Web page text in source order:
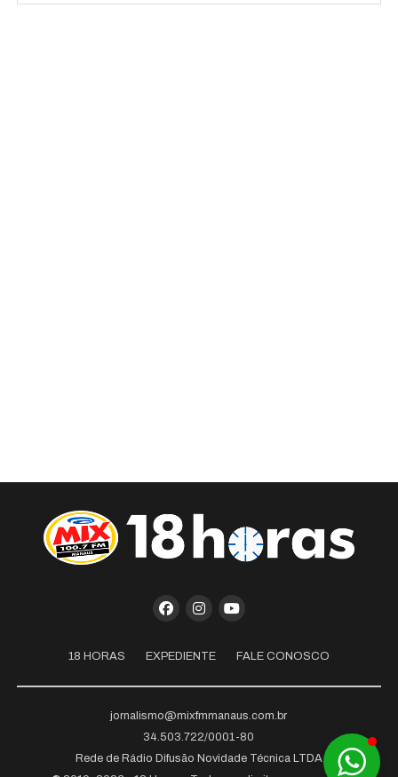
18 HORAS EXPEDIENTE FALE CONOSCO
jornalismo@mixfmmanaus.com.br
34.503.722/0001-80
Rede de Rádio Difusão Novidade Técnica LTDA